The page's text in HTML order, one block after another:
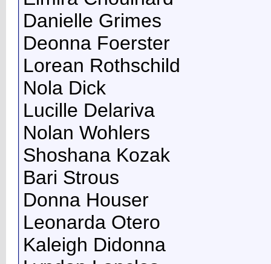
Danielle Grimes
Deonna Foerster
Lorean Rothschild
Nola Dick
Lucille Delariva
Nolan Wohlers
Shoshana Kozak
Bari Strous
Donna Houser
Leonarda Otero
Kaleigh Didonna